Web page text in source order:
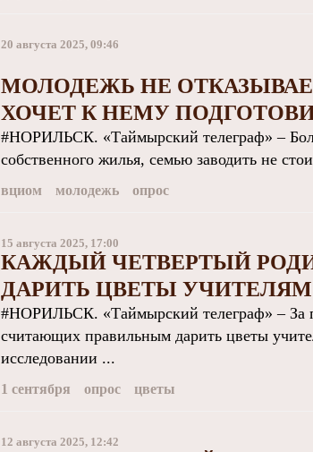
20 августа 2025, 09:46
МОЛОДЕЖЬ НЕ
ХОЧЕТ К НЕМУ
#НОРИЛЬСК. «Таймырский телеграф» –
собственного жилья, семью заводить не
вциом молодежь опрос
15 августа 2025, 17:00
КАЖДЫЙ ЧЕТВЕРТЫЙ
ДАРИТЬ ЦВЕТЫ УЧИТЕЛЯМ
#НОРИЛЬСК. «Таймырский телеграф» – За
считающих правильным дарить цветы
исследовании ...
1 сентября опрос цветы
12 августа 2025, 12:42